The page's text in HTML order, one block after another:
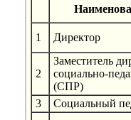
1 Директор
2
Заместитель
социально-
(СПР)
3
Социальный